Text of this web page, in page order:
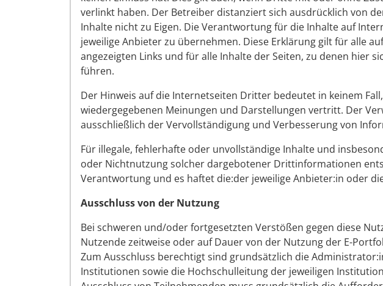
verlinkt haben. Der Betreiber distanziert sich ausdrücklich von
Inhalte nicht zu Eigen. Die Verantwortung für die Inhalte auf
jeweilige Anbieter zu übernehmen. Diese Erklärung gilt für alle
angezeigten Links und für alle Inhalte der Seiten, zu denen hier
führen.
Der Hinweis auf die Internetseiten Dritter bedeutet in keinem
wiedergegebenen Meinungen und Darstellungen vertritt. Der
ausschließlich der Vervollständigung und Verbesserung von
Für illegale, fehlerhafte oder unvollständige Inhalte und
oder Nichtnutzung solcher dargebotener Drittinformationen
Verantwortung und es haftet die:der jeweilige Anbieter:in oder
Ausschluss von der Nutzung
Bei schweren und/oder fortgesetzten Verstößen gegen diese
Nutzende zeitweise oder auf Dauer von der Nutzung der E-
Zum Ausschluss berechtigt sind grundsätzlich die
Institutionen sowie die Hochschulleitung der jeweiligen